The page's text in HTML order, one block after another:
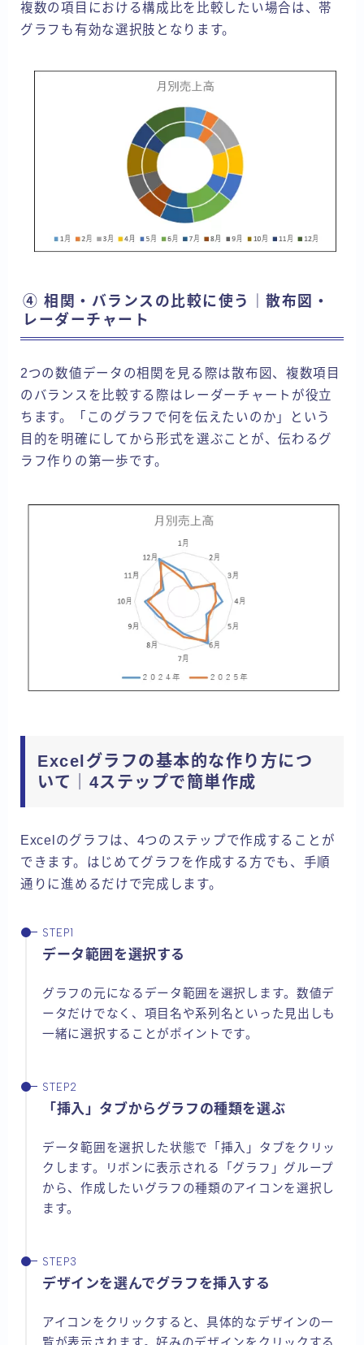
複数の項目における構成比を比較したい場合は、帯
グラフも有効な選択肢となります。
④ 相関・バランスの比較に使う｜散布図・
レーダーチャート
2つの数値データの相関を見る際は散布図、複数項目
のバランスを比較する際はレーダーチャートが役立
ちます。「このグラフで何を伝えたいのか」という
目的を明確にしてから形式を選ぶことが、伝わるグ
ラフ作りの第一歩です。
Excelグラフの基本的な作り方につ
いて｜4ステップで簡単作成
Excelのグラフは、4つのステップで作成することが
できます。はじめてグラフを作成する方でも、手順
通りに進めるだけで完成します。
データ範囲を選択する
グラフの元になるデータ範囲を選択します。数値デ
ータだけでなく、項目名や系列名といった見出しも
一緒に選択することがポイントです。
「挿入」タブからグラフの種類を選ぶ
データ範囲を選択した状態で「挿入」タブをクリッ
クします。リボンに表示される「グラフ」グループ
から、作成したいグラフの種類のアイコンを選択し
ます。
デザインを選んでグラフを挿入する
アイコンをクリックすると、具体的なデザインの一